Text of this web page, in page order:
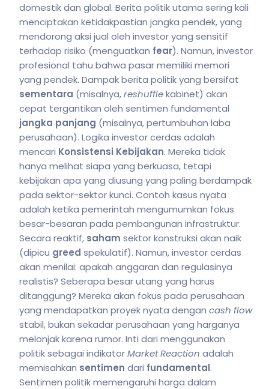
domestik dan global. Berita politik utama sering kali
menciptakan ketidakpastian jangka pendek, yang
mendorong aksi jual oleh investor yang sensitif
terhadap risiko (menguatkan fear). Namun, investor
profesional tahu bahwa pasar memiliki memori
yang pendek. Dampak berita politik yang bersifat
sementara (misalnya,reshufflekabinet) akan
cepat tergantikan oleh sentimen fundamental
jangka panjang (misalnya, pertumbuhan laba
perusahaan). Logika investor cerdas adalah
mencari Konsistensi Kebijakan. Mereka tidak
hanya melihat siapa yang berkuasa, tetapi
kebijakan apa yang diusung yang paling berdampak
pada sektor-sektor kunci. Contoh kasus nyata
adalah ketika pemerintah mengumumkan fokus
besar-besaran pada pembangunan infrastruktur.
Secara reaktif, saham sektor konstruksi akan naik
(dipicu greed spekulatif). Namun, investor cerdas
akan menilai: apakah anggaran dan regulasinya
realistis? Seberapa besar utang yang harus
ditanggung? Mereka akan fokus pada perusahaan
yang mendapatkan proyek nyata dengan cash flow
stabil, bukan sekadar perusahaan yang harganya
melonjak karena rumor. Inti dari menggunakan
politik sebagai indikatorMarket Reaction adalah
memisahkan sentimen dari fundamental.
Sentimen politik memengaruhi harga dalam